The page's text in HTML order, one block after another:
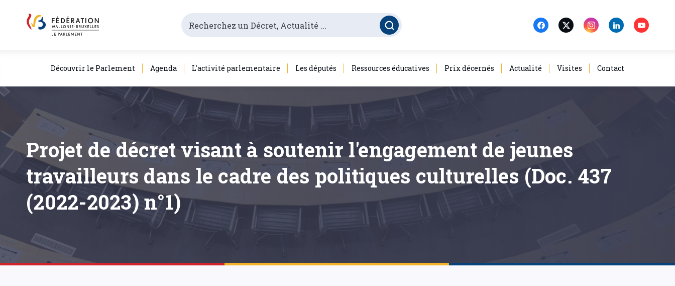
Découvrir le Parlement Agenda L'activité parlementaire Les députés Ressources éducatives Prix décernés Actualité Visites Contact
Projet de décret visant à soutenir l'engagement de jeunes
travailleurs dans le cadre des politiques culturelles (Doc. 437
(2022-2023) n°1)